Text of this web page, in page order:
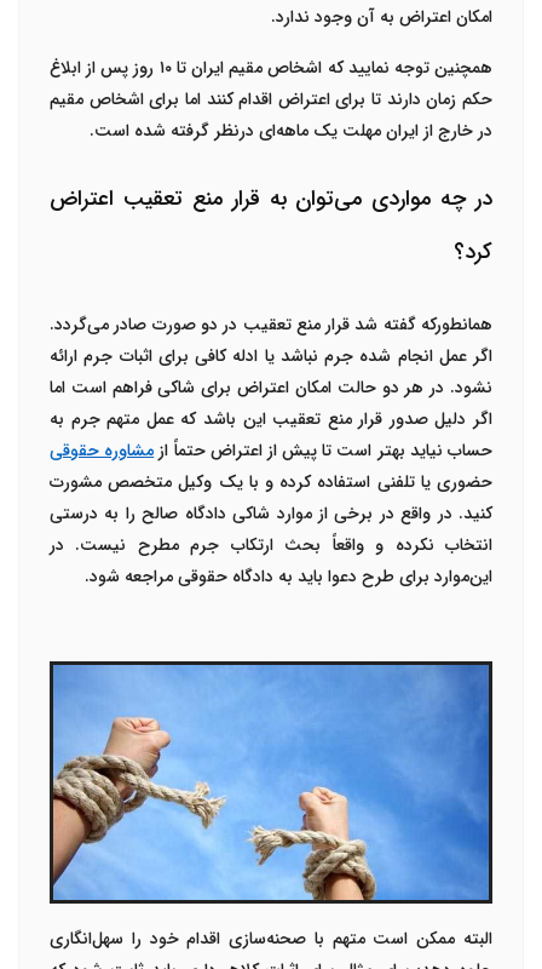
امکان اعتراض به آن وجود ندارد.
همچنین توجه نمایید که اشخاص مقیم ایران تا ۱۰
روز پس از ابلاغ
حکم زمان دارند تا برای اعتراض اقدام کنند اما برای اشخاص مقیم
در خارج از ایران مهلت یک ماهه‌ای درنظر گرفته شده است.
در چه مواردی می‌توان به قرار منع تعقیب اعتراض
کرد؟
همانطورکه گفته شد قرار منع تعقیب در دو صورت صادر می‌گردد.
اگر عمل انجام شده جرم نباشد یا ادله کافی برای اثبات جرم ارائه
نشود. در هر دو حالت امکان اعتراض برای شاکی فراهم است اما
اگر دلیل صدور قرار منع تعقیب این باشد که عمل متهم جرم به
حساب نیاید بهتر است تا پیش از اعتراض حتماً ازمشاوره حقوقی
حضوری یا تلفنی استفاده کرده و با یک وکیل متخصص مشورت
کنید. در واقع در برخی از موارد شاکی دادگاه صالح را به درستی
انتخاب نکرده و واقعاً بحث ارتکاب جرم مطرح نیست. در
این‌موارد برای طرح دعوا باید به دادگاه حقوقی مراجعه شود.
البته ممکن است متهم با صحنه‌سازی اقدام خود را سهل‌انگاری